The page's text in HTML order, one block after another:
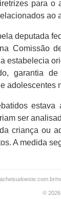
para o
ao
deputada
Comissão
estabelecia
garantia
adolescentes
ser
criança ou
A medida
© 2026